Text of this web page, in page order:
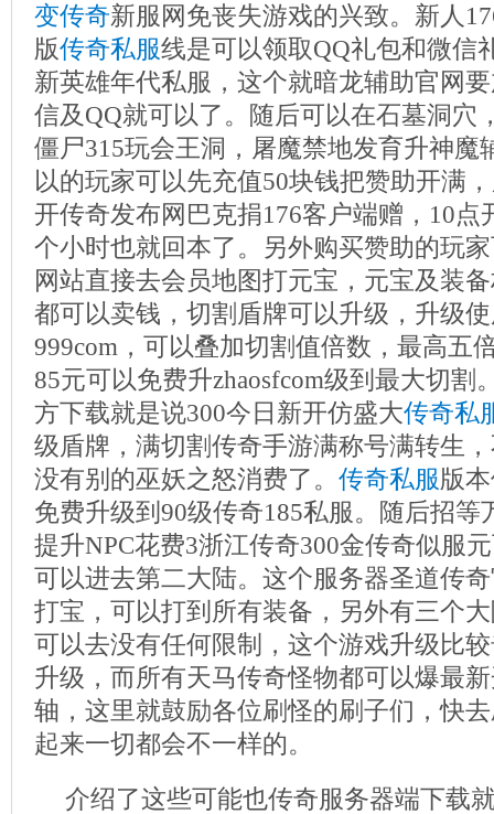
变传奇新服网免丧失游戏的兴致。新人
版传奇私服线是可以领取QQ礼包和微信
新英雄年代私服，这个就暗龙辅助官网
信及QQ就可以了。随后可以在石墓洞穴
僵尸315玩会王洞，屠魔禁地发育升神魔
以的玩家可以先充值50块钱把赞助开满
开传奇发布网巴克捐176客户端赠，10点
个小时也就回本了。另外购买赞助的玩
网站直接去会员地图打元宝，元宝及装
都可以卖钱，切割盾牌可以升级，升级
999com，可以叠加切割值倍数，最高五
85元可以免费升zhaosfcom级到最大切割
方下载就是说300今日新开仿盛大传奇私
级盾牌，满切割传奇手游满称号满转生
没有别的巫妖之怒消费了。 传奇私服版
免费升级到90级传奇185私服。随后招等
提升NPC花费3浙江传奇300金传奇似服
可以进去第二大陆。这个服务器圣道传
打宝，可以打到所有装备，另外有三个
可以去没有任何限制，这个游戏升级比
升级，而所有天马传奇怪物都可以爆最
轴，这里就鼓励各位刷怪的刷子们，快
起来一切都会不一样的。
介绍了这些可能也传奇服务器端下载